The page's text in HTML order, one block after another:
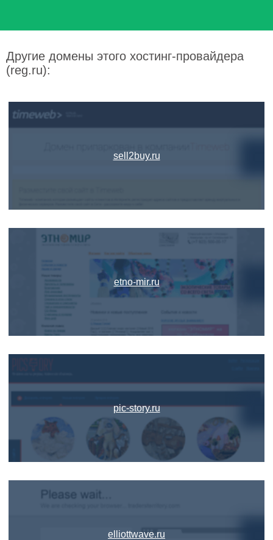
Другие домены этого хостинг-провайдера
(reg.ru):
sell2buy.ru
etno-mir.ru
pic-story.ru
elliottwave.ru